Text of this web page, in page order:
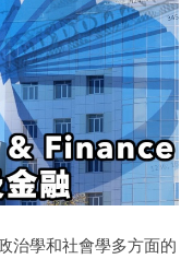
治學和社會學多方面的